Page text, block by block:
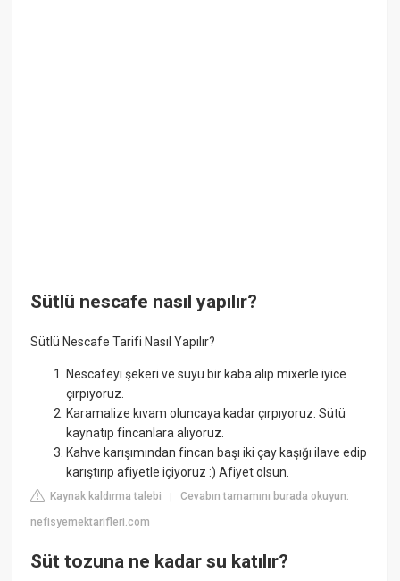
Sütlü nescafe nasıl yapılır?
Sütlü Nescafe Tarifi Nasıl Yapılır?
Nescafeyi şekeri ve suyu bir kaba alıp mixerle iyice
çırpıyoruz.
Karamalize kıvam oluncaya kadar çırpıyoruz. Sütü
kaynatıp fincanlara alıyoruz.
Kahve karışımından fincan başı iki çay kaşığı ilave edip
karıştırıp afiyetle içiyoruz :) Afiyet olsun.
Kaynak kaldırma talebi |Cevabın tamamını burada okuyun:
nefisyemektarifleri.com
Süt tozuna ne kadar su katılır?